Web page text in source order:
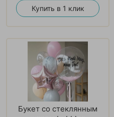
Купить в 1 клик
Букет со стеклянным